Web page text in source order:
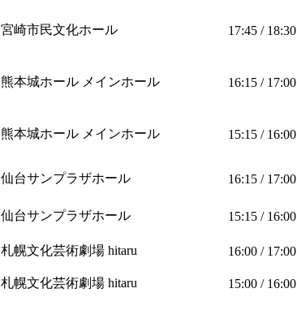
宮崎市民文化ホール 17:45 / 18:30
熊本城ホール メインホール 16:15 / 17:00
熊本城ホール メインホール 15:15 / 16:00
仙台サンプラザホール 16:15 / 17:00
仙台サンプラザホール 15:15 / 16:00
札幌文化芸術劇場 hitaru 16:00 / 17:00
札幌文化芸術劇場 hitaru 15:00 / 16:00